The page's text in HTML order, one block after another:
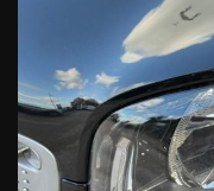
datebase della Fabbrica
- CHECK diagnostico
- GARANZIA usato
-TAGLIANDO alla
Responsabile Ufficio